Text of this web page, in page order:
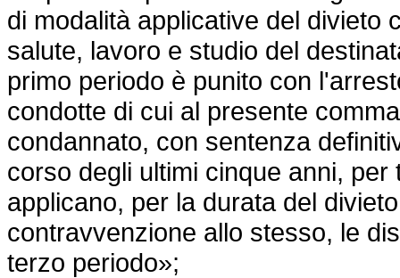
di modalità applicative del divieto
salute, lavoro e studio del
primo periodo è punito con
condotte di cui al presente
condannato, con sentenza
corso degli ultimi cinque anni,
applicano, per la durata del
contravvenzione allo stesso, le
terzo periodo»;